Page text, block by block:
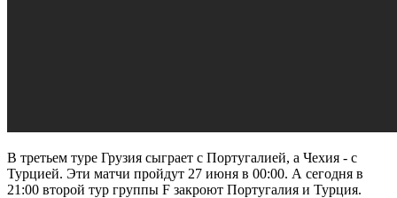
В третьем туре Грузия сыграет с Португалией, а Чехия - с
Турцией. Эти матчи пройдут 27 июня в 00:00. А сегодня в
21:00 второй тур группы F закроют Португалия и Турция.